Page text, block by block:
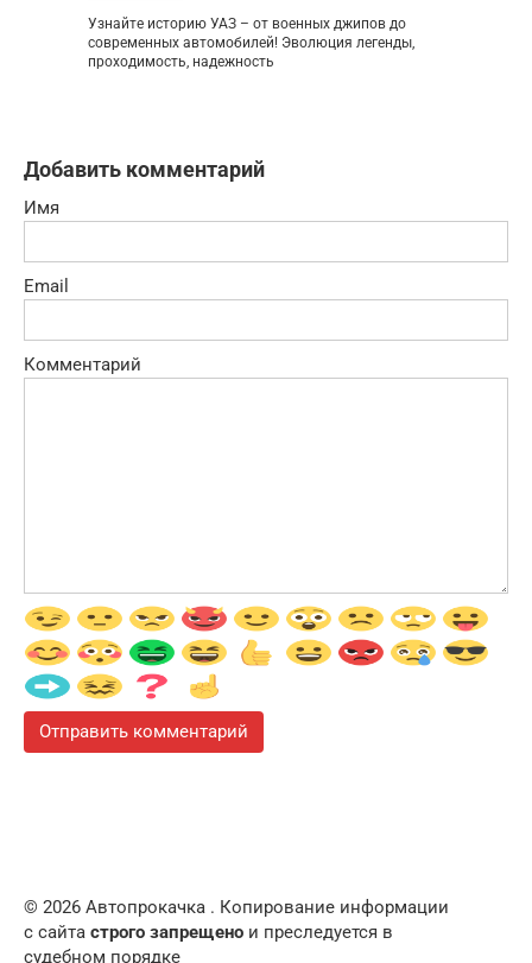
Узнайте историю УАЗ – от военных джипов до
современных автомобилей! Эволюция легенды,
проходимость, надежность
Добавить комментарий
Имя
Email
Комментарий
© 2026 Автопрокачка . Копирование информации
с сайта строго запрещено и преследуется в
судебном порядке